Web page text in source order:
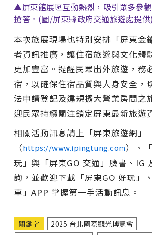
▲屏東館展區互動熱烈，吸引眾多參
搶答。(圖/屏東縣政府交通旅遊處提供)
本次旅展現場也特別安排「屏東金
者資訊推廣，讓住宿旅遊與文化體
更加豐富。提醒民眾出外旅遊，務
宿，以確保住宿品質與人身安全，
法申請登記及違規擴大營業房間之
迎民眾持續關注鎖定屏東最新旅遊
相關活動訊息請上「屏東旅遊網」
（https://www.ipingtung.com）、
玩」與「屏東GO 交通」臉書、IG
詢，並歡迎下載「屏東GO 好玩」
車」APP 掌握第一手活動訊息。
關鍵字
2025 台北國際觀光博覽會